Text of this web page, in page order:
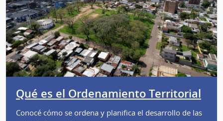
Qué es el Ordenamiento Territorial
Conocé cómo se ordena y planifica el desarrollo de las